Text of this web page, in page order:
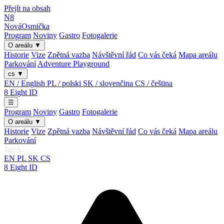
Přejít na obsah
N8
NováOsmička
Program Noviny Gastro Fotogalerie
O areálu ▼
Historie Vize Zpětná vazba Návštěvní řád Co vás čeká Mapa areálu
Parkování Adventure Playground
cs ▼
EN / English PL / polski SK / slovenčina CS / čeština
8 Eight ID
☰
Program Noviny Gastro Fotogalerie
O areálu ▼
Historie Vize Zpětná vazba Návštěvní řád Co vás čeká Mapa areálu
Parkování
Jazyk:
EN PL SK CS
8 Eight ID